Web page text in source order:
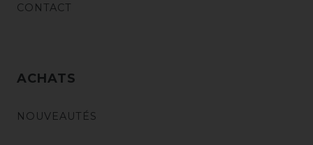
CONTACT
ACHATS
NOUVEAUTÉS